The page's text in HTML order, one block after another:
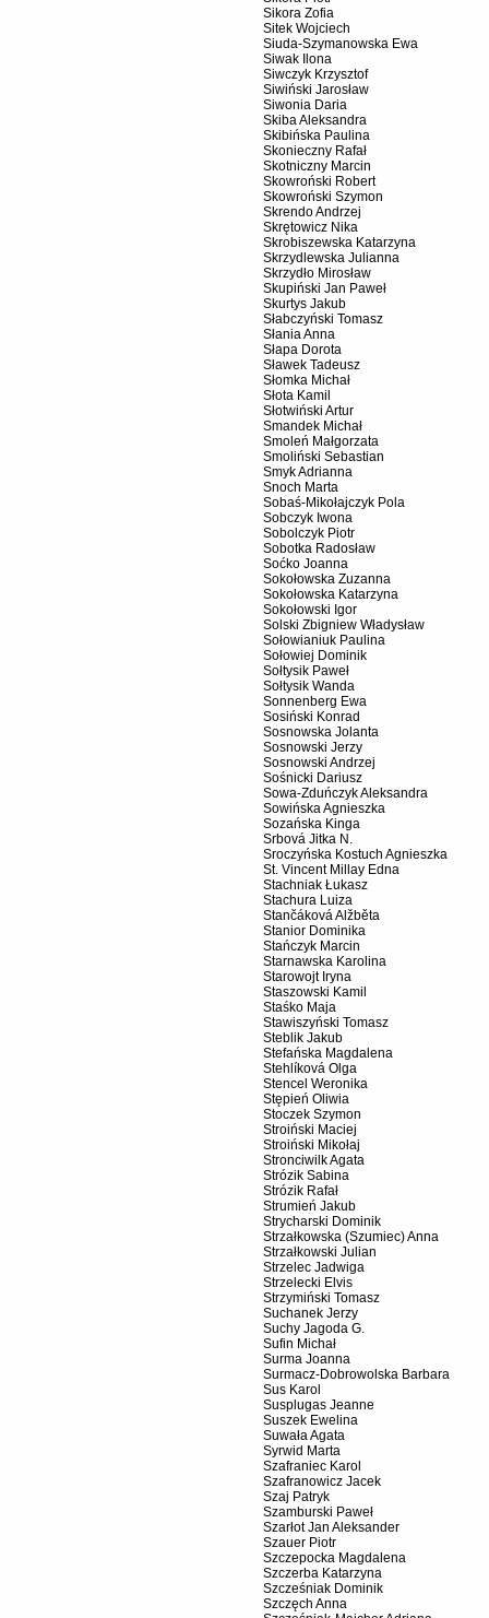
Sikora Zofia
Sitek Wojciech
Siuda-Szymanowska Ewa
Siwak Ilona
Siwczyk Krzysztof
Siwiński Jarosław
Siwonia Daria
Skiba Aleksandra
Skibińska Paulina
Skonieczny Rafał
Skotniczny Marcin
Skowroński Robert
Skowroński Szymon
Skrendo Andrzej
Skrętowicz Nika
Skrobiszewska Katarzyna
Skrzydlewska Julianna
Skrzydło Mirosław
Skupiński Jan Paweł
Skurtys Jakub
Słabczyński Tomasz
Słania Anna
Słapa Dorota
Sławek Tadeusz
Słomka Michał
Słota Kamil
Słotwiński Artur
Smandek Michał
Smoleń Małgorzata
Smoliński Sebastian
Smyk Adrianna
Snoch Marta
Sobaś-Mikołajczyk Pola
Sobczyk Iwona
Sobolczyk Piotr
Sobotka Radosław
Soćko Joanna
Sokołowska Zuzanna
Sokołowska Katarzyna
Sokołowski Igor
Solski Zbigniew Władysław
Sołowianiuk Paulina
Sołowiej Dominik
Sołtysik Paweł
Sołtysik Wanda
Sonnenberg Ewa
Sosiński Konrad
Sosnowska Jolanta
Sosnowski Jerzy
Sosnowski Andrzej
Sośnicki Dariusz
Sowa-Zduńczyk Aleksandra
Sowińska Agnieszka
Sozańska Kinga
Srbová Jitka N.
Sroczyńska Kostuch Agnieszka
St. Vincent Millay Edna
Stachniak Łukasz
Stachura Luiza
Stančáková Alžběta
Stanior Dominika
Stańczyk Marcin
Starnawska Karolina
Starowojt Iryna
Staszowski Kamil
Staśko Maja
Stawiszyński Tomasz
Steblik Jakub
Stefańska Magdalena
Stehlíková Olga
Stencel Weronika
Stępień Oliwia
Stoczek Szymon
Stroiński Maciej
Stroiński Mikołaj
Stronciwilk Agata
Strózik Sabina
Strózik Rafał
Strumień Jakub
Strycharski Dominik
Strzałkowska (Szumiec) Anna
Strzałkowski Julian
Strzelec Jadwiga
Strzelecki Elvis
Strzymiński Tomasz
Suchanek Jerzy
Suchy Jagoda G.
Sufin Michał
Surma Joanna
Surmacz-Dobrowolska Barbara
Sus Karol
Susplugas Jeanne
Suszek Ewelina
Suwała Agata
Syrwid Marta
Szafraniec Karol
Szafranowicz Jacek
Szaj Patryk
Szamburski Paweł
Szarłot Jan Aleksander
Szauer Piotr
Szczepocka Magdalena
Szczerba Katarzyna
Szcześniak Dominik
Szczęch Anna